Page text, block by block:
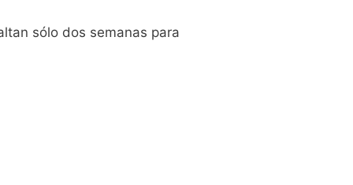
sólo dos semanas para